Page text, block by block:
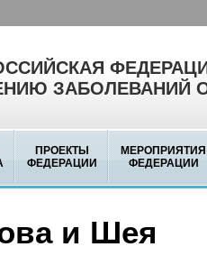
ЗАБОЛЕВАНИЙ
ПРОЕКТЫ
ФЕДЕРАЦИИ
МЕРОПРИЯТИЯ
ФЕДЕРАЦИИ
и Шея